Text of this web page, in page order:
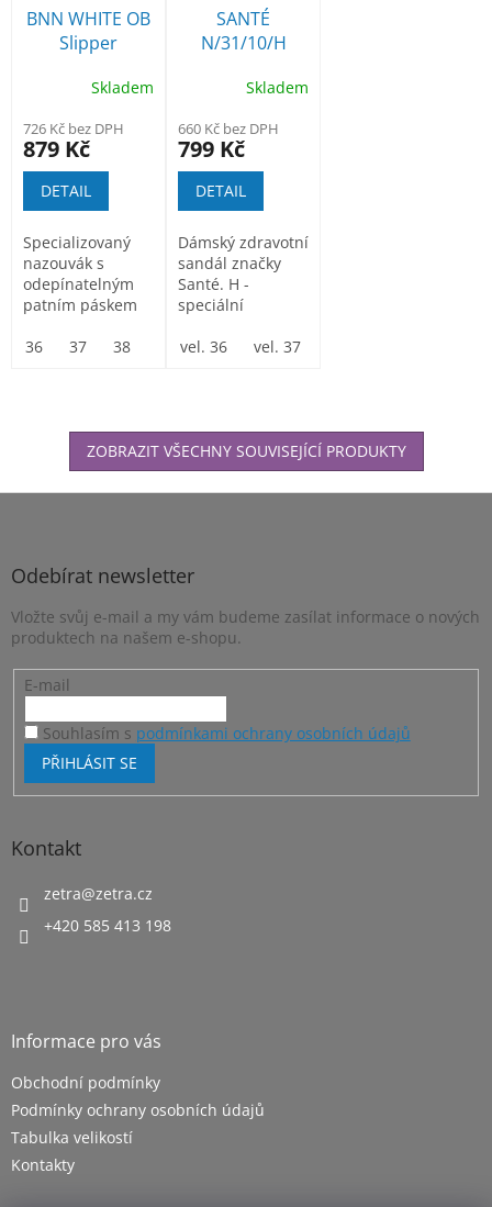
BNN WHITE OB
Slipper
nazouvák bílý
Skladem
726 Kč bez DPH
879 Kč
DETAIL
Specializovaný
nazouvák s
odepínatelným
patním páskem
provozů
36 37 38 40 41 42
SANTÉ
N/31/10/H
zdravotní
mezipodešví
Skladem
660 Kč bez DPH
799 Kč
DETAIL
Dámský zdravotní
sandál značky
Santé. H -
speciální
mezipodešev
vel. 36 vel. 37
ZOBRAZIT VŠECHNY SOUVISEJÍCÍ PRODUKTY
Z
Odebírat newsletter
Vložte svůj e-mail a my vám budeme zasílat informace o nových
produktech na našem e-shopu.
E-mail
Souhlasím s podmínkami ochrany osobních údajů
PŘIHLÁSIT SE
Kontakt
zetra@zetra.cz
+420 585 413 198
Informace pro vás
Obchodní podmínky
Podmínky ochrany osobních údajů
Tabulka velikostí
Kontakty